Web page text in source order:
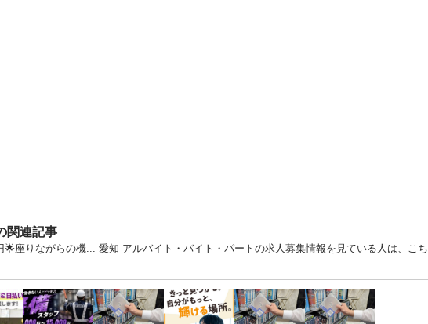
関連記事
🌟座りながらの機... 愛知 アルバイト・バイト・パートの求人募集情報を見ている人は、こち